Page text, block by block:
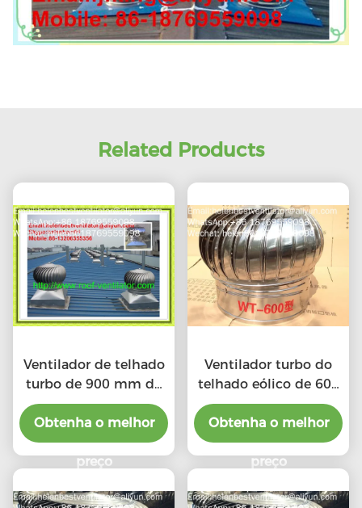
Related Products
Ventilador de telhado
turbo de 900 mm de
grande porte, movido
pelo vento, para
oficina de aço
inoxidável
Obtenha o melhor
preço
Ventilador turbo do
telhado eólico de 600
mm para oficina de
aço inoxidável
Obtenha o melhor
preço